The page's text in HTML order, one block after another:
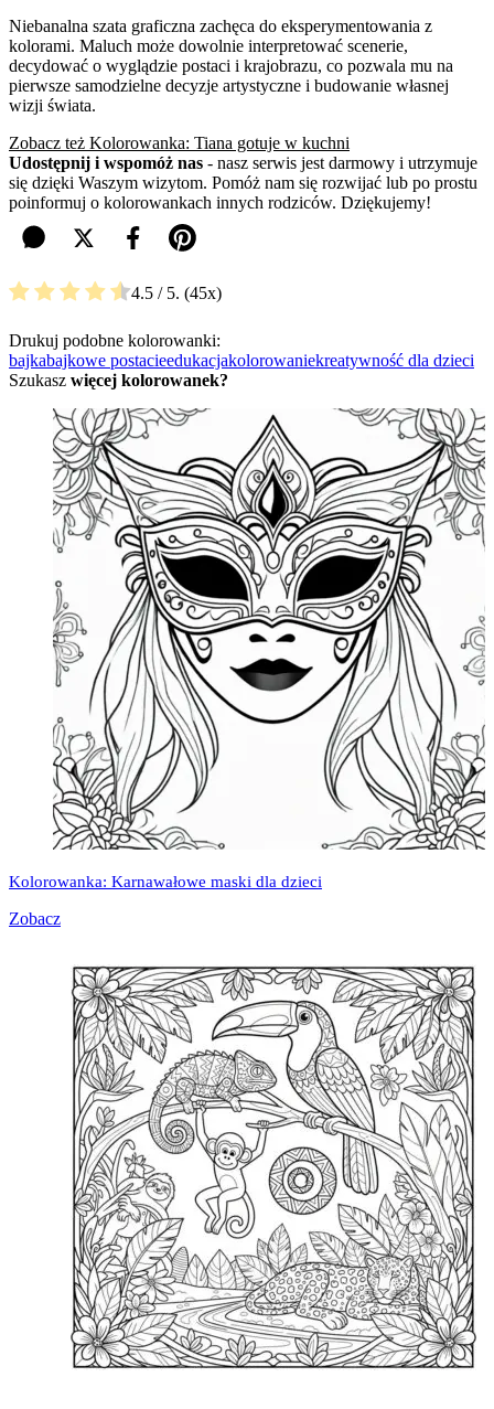
Niebanalna szata graficzna zachęca do eksperymentowania z
kolorami. Maluch może dowolnie interpretować scenerie,
decydować o wyglądzie postaci i krajobrazu, co pozwala mu na
pierwsze samodzielne decyzje artystyczne i budowanie własnej
wizji świata.
Zobacz też Kolorowanka: Tiana gotuje w kuchni
Udostępnij i wspomóż nas - nasz serwis jest darmowy i utrzymuje
się dzięki Waszym wizytom. Pomóż nam się rozwijać lub po prostu
poinformuj o kolorowankach innych rodziców. Dziękujemy!
4.5 / 5. 45
Drukuj podobne kolorowanki:
bajkabajkowe postacieedukacjakolorowaniekreatywność dla dzieci
Szukasz więcej kolorowanek?
Kolorowanka: Karnawałowe maski dla dzieci
Zobacz